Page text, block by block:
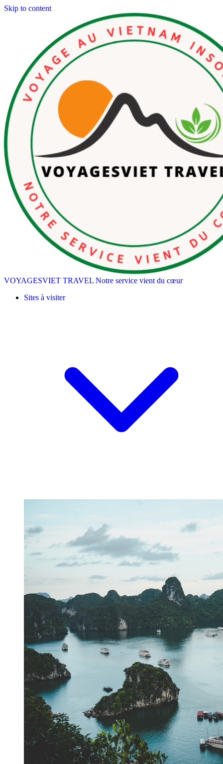
Skip to content
VOYAGESVIET TRAVEL Notre service vient du cœur
Sites à visiter